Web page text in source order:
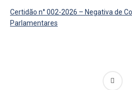
Certidão n° 002-2026 – Negativa de
Parlamentares